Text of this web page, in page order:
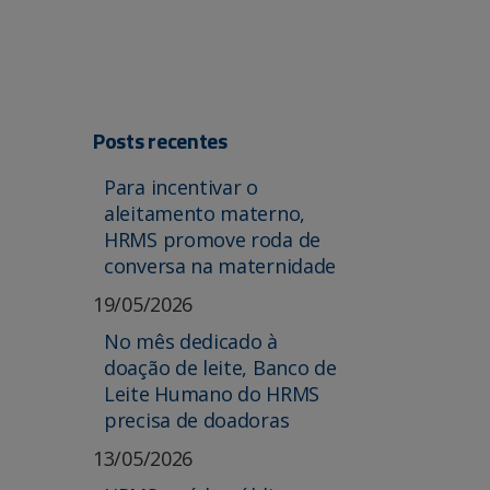
Posts recentes
Para incentivar o
aleitamento materno,
HRMS promove roda de
conversa na maternidade
19/05/2026
No mês dedicado à
doação de leite, Banco de
Leite Humano do HRMS
precisa de doadoras
13/05/2026